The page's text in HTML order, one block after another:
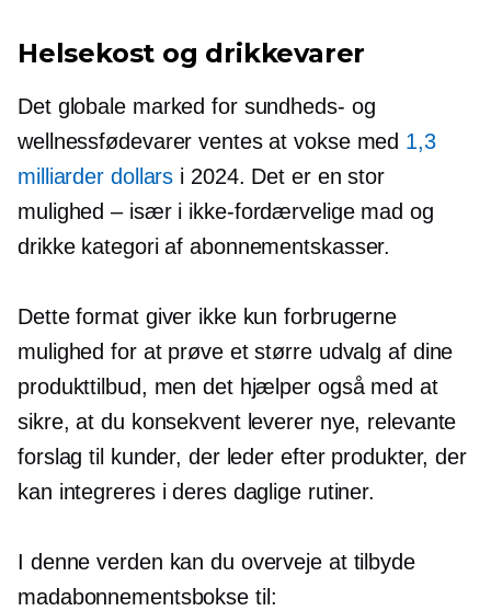
Helsekost og drikkevarer
Det globale marked for sundheds- og
wellnessfødevarer ventes at vokse med 1,3
milliarder dollars i 2024. Det er en stor
mulighed – isæri ikke-fordærveligemad og
drikke kategori af abonnementskasser.
Dette format giver ikke kun forbrugerne
mulighed for at prøve et større udvalg af dine
produkttilbud, men det hjælper også med at
sikre, at du konsekvent leverer nye, relevante
forslag til kunder, der leder efter produkter, der
kan integreres i deres daglige rutiner.
I denne verden kan du overveje at tilbyde
madabonnementsbokse til: